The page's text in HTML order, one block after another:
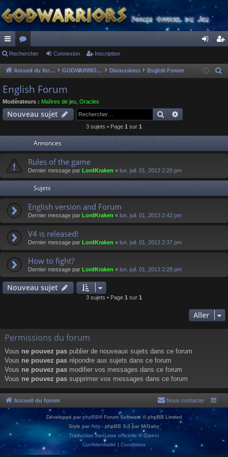
ac
co
ur
ci
or
u
m
s
ne cri
Rechercher Connexion Inscription
Accueil du forum GODWARRIORS - LE JEU Discussions English Forum
c
English Forum
Modérateurs : Maîtres de jeu Oracles
Nouveau sujet Rechercher
3 sujets • Page 1 sur 1
Annonces
Rules of the game
Dernier message par LordKraken « lun. juil. 01, 2013 2:20 pm
Sujets
English version and Forum
Dernier message par LordKraken « lun. juil. 01, 2013 2:42 pm
V4 is released!
Dernier message par LordKraken « lun. juil. 01, 2013 2:37 pm
How to fight?
Dernier message par LordKraken « lun. juil. 01, 2013 2:28 pm
Nouveau sujet
3 sujets • Page 1 sur 1
Aller
Permissions du forum
Vous ne pouvez pas publier de nouveaux sujets dans ce forum
Vous ne pouvez pas répondre aux sujets dans ce forum
Vous ne pouvez pas modifier vos messages dans ce forum
Vous ne pouvez pas supprimer vos messages dans ce forum
Accueil du forum Nous contacter
Développé par phpBB® Forum Software © phpBB Limited
Style par Arty - phpBB 3.3 par MrGaby
Traduction française officielle ©Qiaeru
Confidentialité | Conditions